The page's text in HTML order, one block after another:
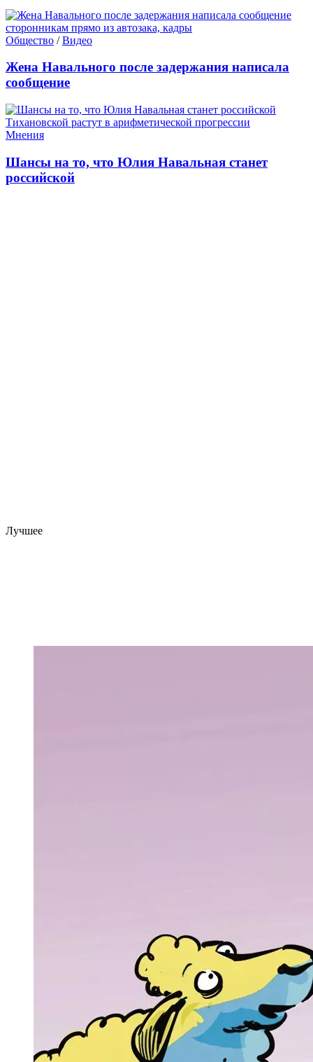
Общество /Видео
Жена Навального после задержания написала
сообщение
Мнения
Шансы на то, что Юлия Навальная станет
российской
Лучшее